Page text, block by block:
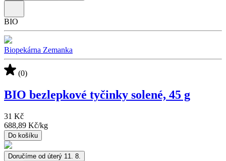
BIO
Biopekárna Zemanka
(0)
BIO bezlepkové tyčinky solené, 45 g
31 Kč
688,89 Kč/kg
Do košíku
Doručíme od úterý 11. 8.